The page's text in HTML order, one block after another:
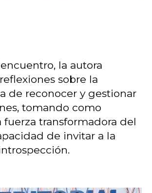
la autora
sobre la
de reconocer y gestionar
tomando como
fuerza transformadora del
de invitar a la